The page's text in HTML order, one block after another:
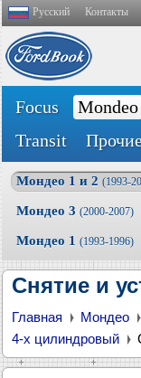
Русский Контакты
Focus Mondeo
Transit
Мондео 1 и 2 (1993-
Мондео 3 (2000-2007)
Мондео 1 (1993-1996)
Снятие и
Главная Мондео
4-х цилиндровый